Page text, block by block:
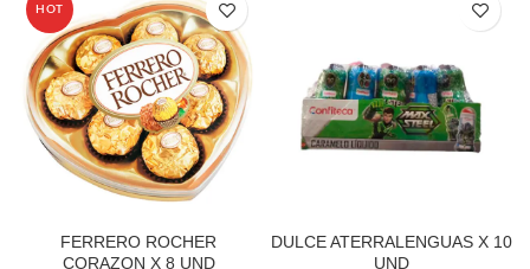
HOT
FERRERO ROCHER
CORAZON X 8 UND
DULCE ATERRALENGUAS X 10
UND